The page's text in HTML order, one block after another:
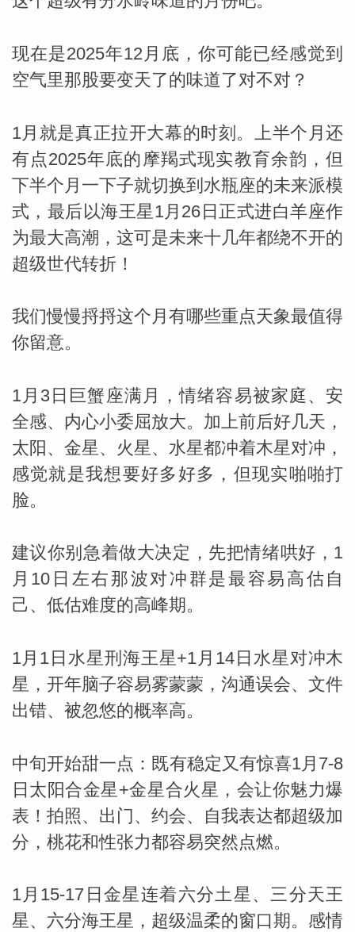
网_苏珊
米勒
_susan
勒
现在是2025年12月底，你可能已经感觉到
空气里那股要变天了的味道了对不对？
1月就是真正拉开大幕的时刻。上半个月还
有点2025年底的摩羯式现实教育余韵，但
下半个月一下子就切换到水瓶座的未来派模
式，最后以海王星1月26日正式进白羊座作
为最大高潮，这可是未来十几年都绕不开的
超级世代转折！
我们慢慢捋捋这个月有哪些重点天象最值得
你留意。
1月3日巨蟹座满月，情绪容易被家庭、安
全感、内心小委屈放大。加上前后好几天，
太阳、金星、火星、水星都冲着木星对冲，
感觉就是我想要好多好多，但现实啪啪打
脸。
建议你别急着做大决定，先把情绪哄好，1
月10日左右那波对冲群是最容易高估自
己、低估难度的高峰期。
1月1日水星刑海王星+1月14日水星对冲木
星，开年脑子容易雾蒙蒙，沟通误会、文件
出错、被忽悠的概率高。
中旬开始甜一点：既有稳定又有惊喜1月7-8
日太阳合金星+金星合火星，会让你魅力爆
表！拍照、出门、约会、自我表达都超级加
分，桃花和性张力都容易突然点燃。
1月15-17日金星连着六分土星、三分天王
星、六分海王星，超级温柔的窗口期。感情